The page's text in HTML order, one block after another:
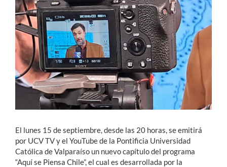
English
El lunes 15 de septiembre, desde las 20 horas, se emitirá
por UCV TV y el YouTube de la Pontificia Universidad
Católica de Valparaíso un nuevo capítulo del programa
“Aquí se Piensa Chile”, el cual es desarrollada por la